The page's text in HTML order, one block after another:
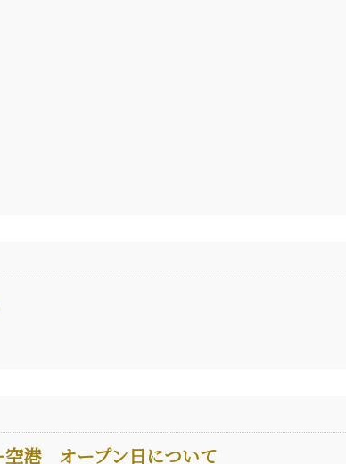
港 オープン日について